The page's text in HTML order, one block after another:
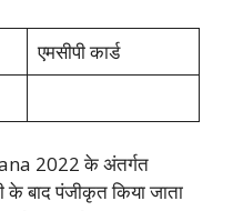
एमसीपी कार्ड
2022 के अंतर्गत
के बाद पंजीकृत किया जाता